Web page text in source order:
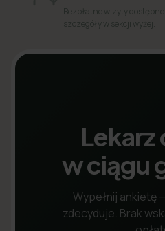
Bezpłatne wizyty
szczegóły w sekcji wyżej.
Lekarz
w ciągu
Wypełnij ankietę
zdecyduje. Brak